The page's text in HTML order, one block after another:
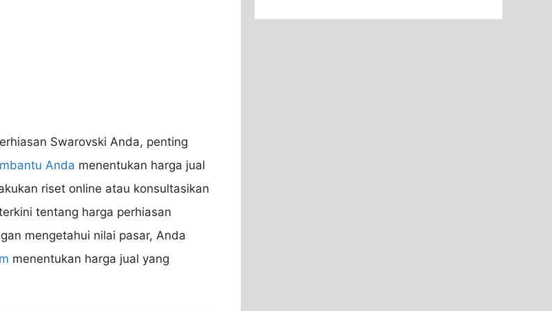
Swarovski Anda, penting
Anda menentukan harga jual
riset online atau konsultasikan
tentang harga perhiasan
mengetahui nilai pasar, Anda
menentukan harga jual yang